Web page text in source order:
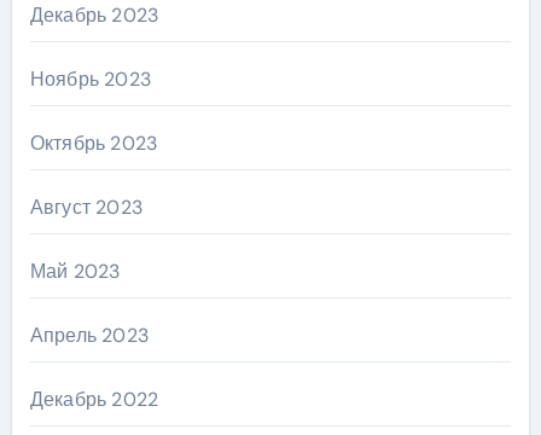
Декабрь 2023
Ноябрь 2023
Октябрь 2023
Август 2023
Май 2023
Апрель 2023
Декабрь 2022